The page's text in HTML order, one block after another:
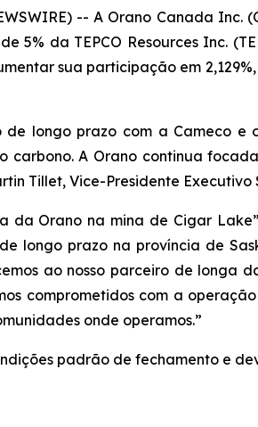
-- A Orano Canada
da TEPCO Resources Inc.
sua participação em
longo prazo com a Cameco e
A Orano continua
Tillet, Vice-Presidente
Orano na mina de Cigar
longo prazo na província de
ao nosso parceiro de longa
comprometidos com a
onde operamos.”
padrão de fechamento e